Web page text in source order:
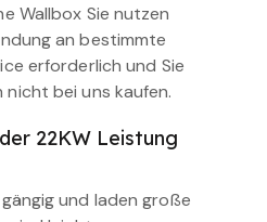
Wallbox Sie nutzen
an bestimmte
erforderlich und Sie
nicht bei uns kaufen.
22KW Leistung
und laden große